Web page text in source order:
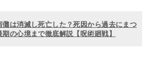
儺は消滅し死亡した？死因から過去にまつ
の心境まで徹底解説【呪術廻戦】